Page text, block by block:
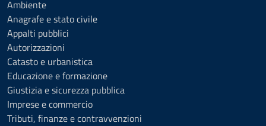
Ambiente
Anagrafe e stato civile
Appalti pubblici
Autorizzazioni
Catasto e urbanistica
Educazione e formazione
Giustizia e sicurezza pubblica
Imprese e commercio
Tributi, finanze e contravvenzioni